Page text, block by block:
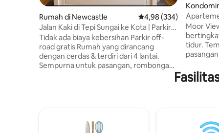
Rumah di Newcastle Nilai rata-rata 4,98 dari
4,98 (334)
Jalan Kaki di Tepi Sungai ke Kota | Parkir
Gratis | MetroCentre
Tidak ada biaya kebersihan Parkir off-
road gratis Rumah yang dirancang
dengan cerdas & terdiri dari 4 lantai.
Sempurna untuk pasangan, rombongan
ke kota, MetroCentre, pusat
perbelanjaan, tempat bersantap,
s
dan
Moor
tidur. Tempat ini
baru ini
dan